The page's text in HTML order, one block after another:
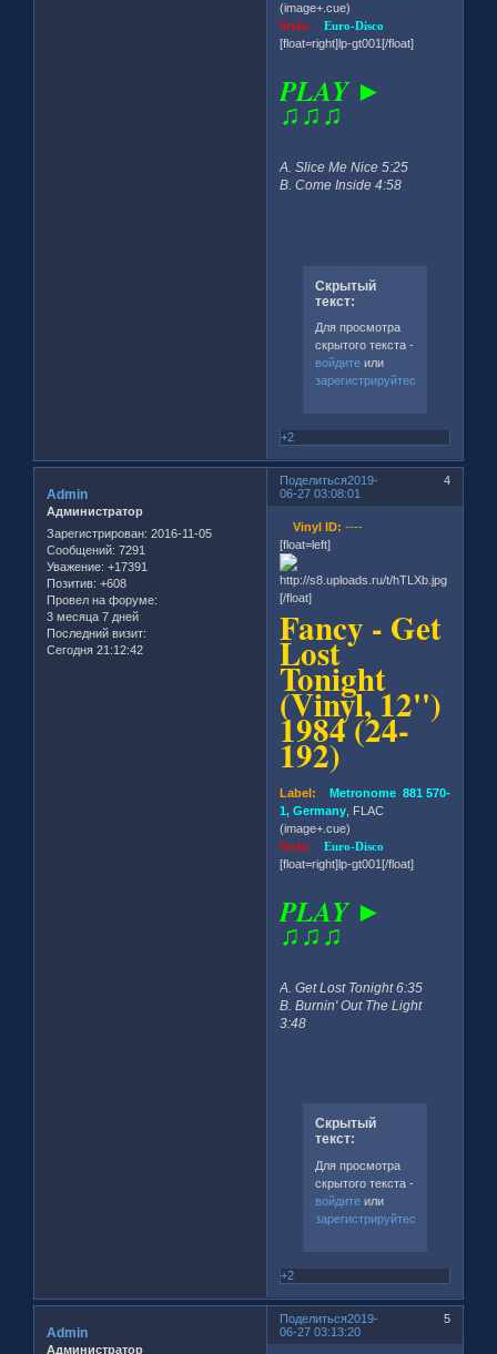
(image+.cue)
Style:Euro-Disco
[float=right]lp-gt001[/float]
PLAY ►
♫♫♫
A. Slice Me Nice 5:25
B. Come Inside 4:58
Скрытый
текст:
Для просмотра
скрытого текста -
войдитеили
зарегистрируйтесь
+2
Поделиться 4
2019-
06-27 03:08:01
Admin
Администратор
Зарегистрирован: 2016-11-05
Сообщений: 7291
Уважение: +17391
Позитив: +608
Провел на форуме:
3 месяца 7 дней
Последний визит:
Сегодня 21:12:42
Vinyl ID: ----
[float=left]
[/float]
Fancy - Get
Lost
Tonight
(Vinyl, 12'')
1984 (24-
192)
Label: Metronome 881 570-
1, Germany , FLAC
(image+.cue)
Style:Euro-Disco
[float=right]lp-gt001[/float]
PLAY ►
♫♫♫
A. Get Lost Tonight 6:35
B. Burnin' Out The Light
3:48
Скрытый
текст:
Для просмотра
скрытого текста -
войдитеили
зарегистрируйтесь
+2
Поделиться 5
2019-
06-27 03:13:20
Admin
Администратор